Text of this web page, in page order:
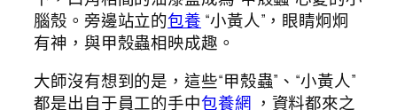
腦殼。旁邊站立的包養 “小黃人”，眼睛炯炯
有神，與甲殼蟲相映成趣。
大師沒有想到的是，這些“甲殼蟲”、“小黃人”
都是出自于員工的手中包養網 ，資料都來之